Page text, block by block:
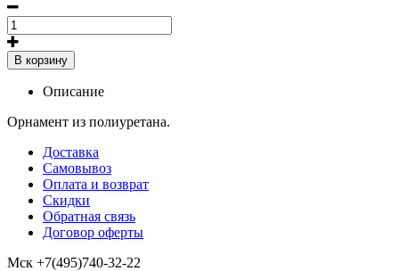
В корзину
Описание
Орнамент из полиуретана.
Доставка
Самовывоз
Оплата и возврат
Скидки
Обратная связь
Договор оферты
Мск +7(495)740-32-22